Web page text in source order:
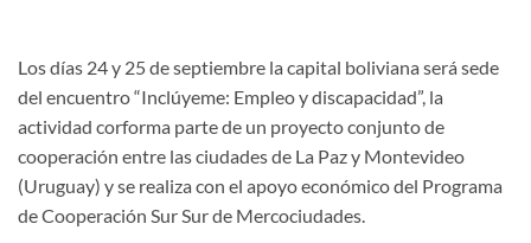
Los días 24 y 25 de septiembre la capital boliviana será sede
del encuentro “Inclúyeme: Empleo y discapacidad”, la
actividad corforma parte de un proyecto conjunto de
cooperación entre las ciudades de La Paz y Montevideo
(Uruguay) y se realiza con el apoyo económico del Programa
de Cooperación Sur Sur de Mercociudades.